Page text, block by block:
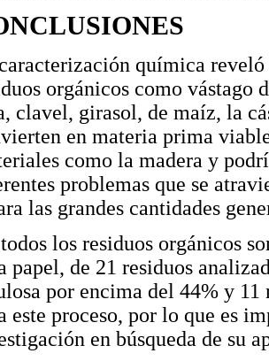
química reveló
orgánicos como vástago
clavel, girasol, de maíz, la
en materia prima
como la madera y
problemas que se
las grandes cantidades
los residuos orgánicos
papel, de 21 residuos
por encima del 44% y
este proceso, por lo que es
en búsqueda de su